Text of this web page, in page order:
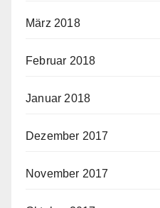
März 2018
Februar 2018
Januar 2018
Dezember 2017
November 2017